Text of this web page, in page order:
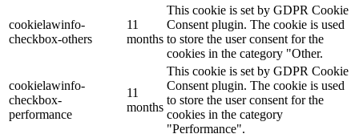
cookielawinfo-
checkbox-others
11
months
This cookie is set by GDPR Cookie
Consent plugin. The cookie is used
to store the user consent for the
cookies in the category "Other.
cookielawinfo-
checkbox-
performance
11
months
This cookie is set by GDPR Cookie
Consent plugin. The cookie is used
to store the user consent for the
cookies in the category
"Performance".